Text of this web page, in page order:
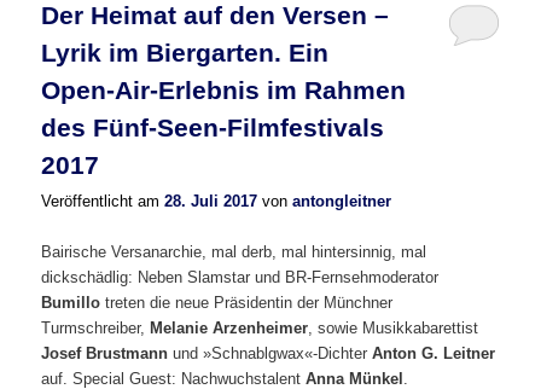
Der Heimat auf den Versen –
Lyrik im Biergarten. Ein
Open-Air-Erlebnis im Rahmen
des Fünf-Seen-Filmfestivals
2017
Veröffentlicht am28. Juli 2017 vonantongleitner
Bairische Versanarchie, mal derb, mal hintersinnig, mal
dickschädlig: Neben Slamstar und BR-Fernsehmoderator
Bumillo treten die neue Präsidentin der Münchner
Turmschreiber,Melanie Arzenheimer , sowie Musikkabarettist
Josef Brustmann und »Schnablgwax«-DichterAnton G. Leitner
auf. Special Guest: NachwuchstalentAnna Münkel